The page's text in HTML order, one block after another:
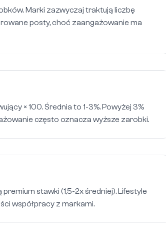
Marki zazwyczaj traktują liczbę
posty, choć zaangażowanie ma
× 100. Średnia to 1-3%. Powyżej 3%
często oznacza wyższe zarobki.
stawki (1,5-2x średniej). Lifestyle
współpracy z markami.